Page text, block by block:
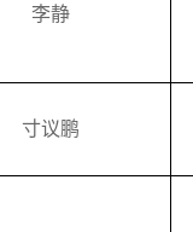
李静
寸议鹏